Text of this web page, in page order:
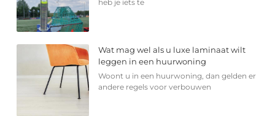
heb je iets te
Wat mag wel als u luxe laminaat wilt
leggen in een huurwoning
Woont u in een huurwoning, dan gelden er
andere regels voor verbouwen